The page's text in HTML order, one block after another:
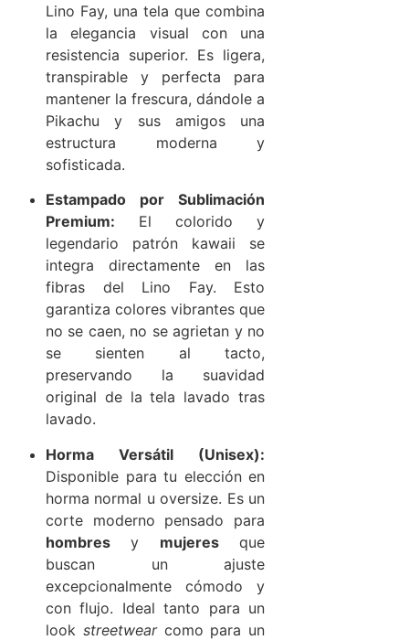
Lino Fay, una tela que combina
la elegancia visual con una
resistencia superior. Es ligera,
transpirable y perfecta para
mantener la frescura, dándole a
Pikachu y sus amigos una
estructura moderna y
sofisticada.
Estampado por Sublimación
Premium: El colorido y
legendario patrón kawaii se
integra directamente en las
fibras del Lino Fay. Esto
garantiza colores vibrantes que
no se caen, no se agrietan y no
se sienten al tacto,
preservando la suavidad
original de la tela lavado tras
lavado.
Horma Versátil (Unisex):
Disponible para tu elección en
horma normal u oversize. Es un
corte moderno pensado para
hombres y mujeresque
buscan un ajuste
excepcionalmente cómodo y
con flujo. Ideal tanto para un
look streetwearcomo para un